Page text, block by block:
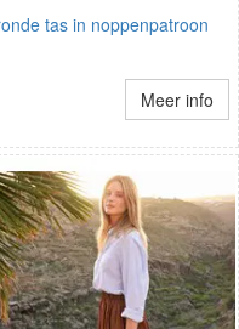
tas in noppenpatroon
Meer info